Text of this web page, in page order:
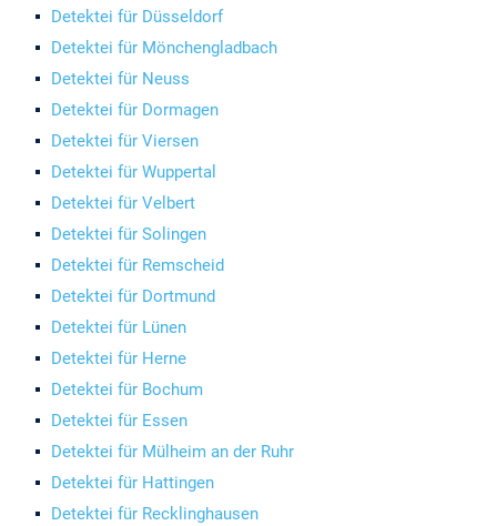
Detektei für Düsseldorf
Detektei für Mönchengladbach
Detektei für Neuss
Detektei für Dormagen
Detektei für Viersen
Detektei für Wuppertal
Detektei für Velbert
Detektei für Solingen
Detektei für Remscheid
Detektei für Dortmund
Detektei für Lünen
Detektei für Herne
Detektei für Bochum
Detektei für Essen
Detektei für Mülheim an der Ruhr
Detektei für Hattingen
Detektei für Recklinghausen